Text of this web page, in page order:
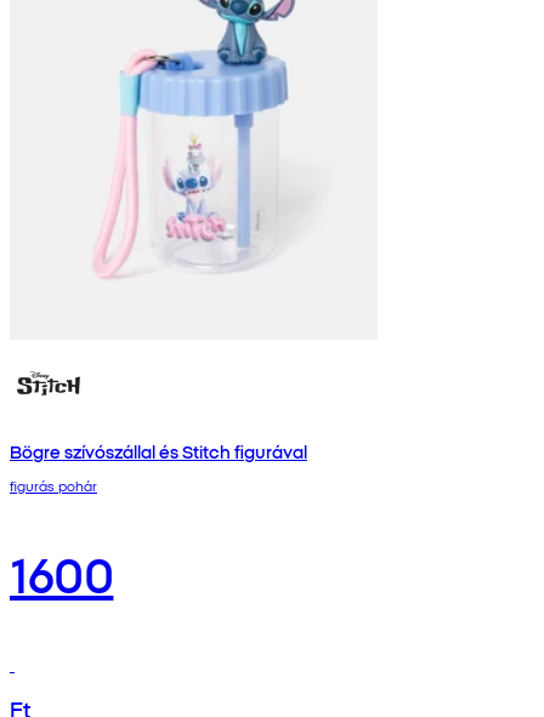
Bögre szívószállal és Stitch figurával
figurás pohár
1600
Ft